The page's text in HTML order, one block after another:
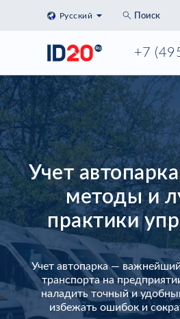
+7
Русский Поиск
Учет
методы и
практики
Учет автопарка —
транспорта на
наладить точный и
избежать ошибок и